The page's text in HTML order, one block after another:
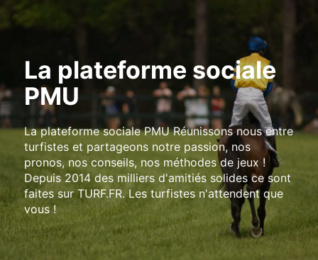
La plateforme sociale
PMU
La plateforme sociale PMU Réunissons nous entre
turfistes et partageons notre passion, nos
pronos, nos conseils, nos méthodes de jeux !
Depuis 2014 des milliers d'amitiés solides ce sont
faites sur TURF.FR. Les turfistes n'attendent que
vous !